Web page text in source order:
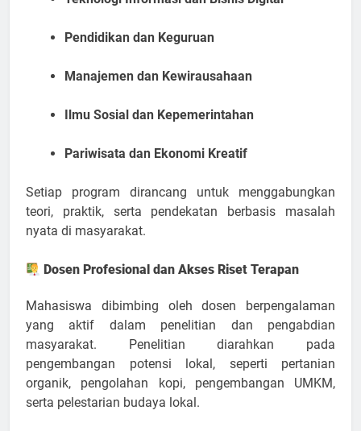
Pendidikan dan Keguruan
Manajemen dan Kewirausahaan
Ilmu Sosial dan Kepemerintahan
Pariwisata dan Ekonomi Kreatif
Setiap program dirancang untuk menggabungkan
teori, praktik, serta pendekatan berbasis masalah
nyata di masyarakat.
Dosen Profesional dan Akses Riset Terapan
Mahasiswa dibimbing oleh dosen berpengalaman
yang aktif dalam penelitian dan pengabdian
masyarakat. Penelitian diarahkan pada
pengembangan potensi lokal, seperti pertanian
organik, pengolahan kopi, pengembangan UMKM,
serta pelestarian budaya lokal.